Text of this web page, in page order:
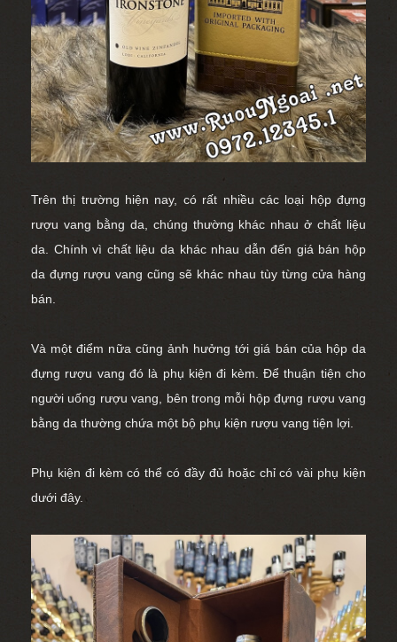
Trên thị trường hiện nay, có rất nhiều các loại hộp đựng
rượu vang bằng da, chúng thường khác nhau ở chất liệu
da. Chính vì chất liệu da khác nhau dẫn đến giá bán hộp
da đựng rượu vang cũng sẽ khác nhau tùy từng cửa hàng
bán.
Và một điểm nữa cũng ảnh hưởng tới giá bán của hộp da
đựng rượu vang đó là phụ kiện đi kèm. Để thuận tiện cho
người uống rượu vang, bên trong mỗi hộp đựng rượu vang
bằng da thường chứa một bộ phụ kiện rượu vang tiện lợi.
Phụ kiện đi kèm có thể có đầy đủ hoặc chỉ có vài phụ kiện
dưới đây.